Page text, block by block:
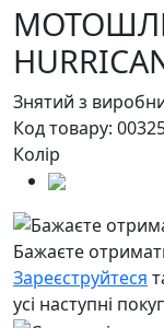
Знятий з
Код товару:
Колір
Бажаєте
Зареєструйтеся
усі наступні